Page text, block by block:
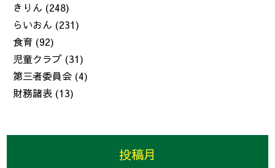
きりん (248)
らいおん (231)
食育 (92)
児童クラブ (31)
第三者委員会 (4)
財務諸表 (13)
投稿月